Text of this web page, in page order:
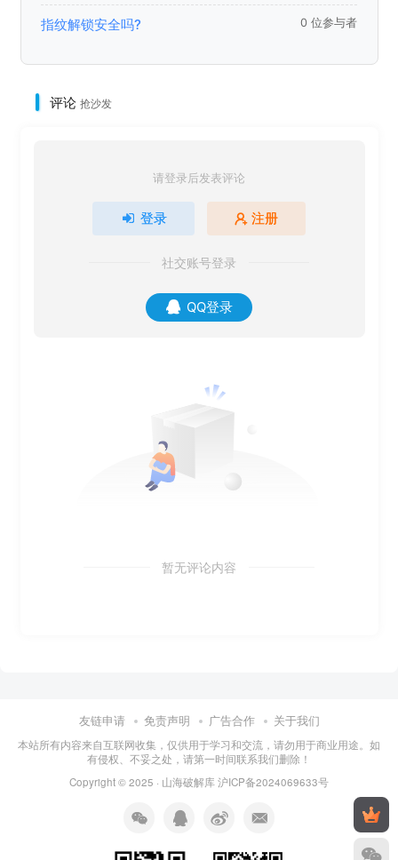
指纹解锁安全吗? 0 位参与者
评论 抢沙发
请登录后发表评论
登录 注册
社交账号登录
QQ登录
暂无评论内容
友链申请 免责声明 广告合作 关于我们
本站所有内容来自互联网收集，仅供用于学习和交流，请勿用于商业用途。如
有侵权、不妥之处，请第一时间联系我们删除！
Copyright © 2025 · 山海破解库沪ICP备2024069633号